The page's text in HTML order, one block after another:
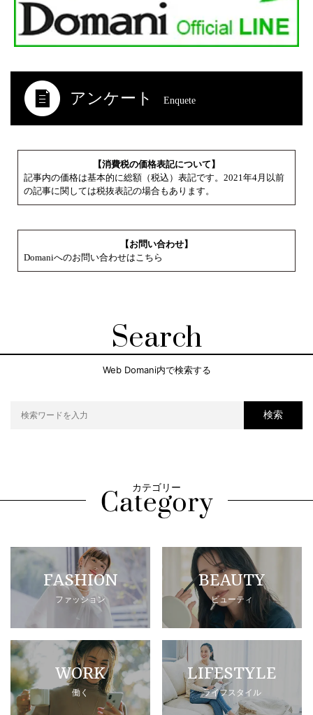
アンケート Enquete
【消費税の価格表記について】
記事内の価格は基本的に総額（税込）表記です。2021年4月以前
の記事に関しては税抜表記の場合もあります。
【お問い合わせ】
Domaniへのお問い合わせはこちら
Search
Web Domani内で検索する
検索
カテゴリー
FASHION
ファッション
BEAUTY
ビューティ
WORK
働く
LIFESTYLE
ライフスタイル